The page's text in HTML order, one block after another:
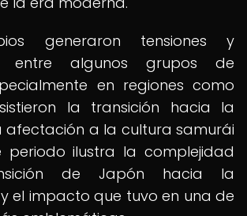
generaron tensiones y
entre algunos grupos de
en regiones como
la transición hacia la
afectación a la cultura samurái
periodo ilustra la complejidad
de Japón hacia la
el impacto que tuvo en una de